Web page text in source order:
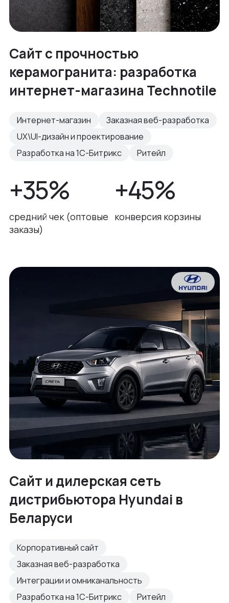
Сайт с прочностью
керамогранита: разработка
интернет-магазина Technotile
Интернет-магазин
Заказная веб-разработка
UX\UI-дизайн и проектирование
Разработка на 1С-Битрикс
Ритейл
+35%
средний чек (оптовые
заказы)
+45%
конверсия корзины
Сайт и дилерская сеть
дистрибьютора Hyundai в
Беларуси
Корпоративный сайт
Заказная веб-разработка
Интеграции и омниканальность
Разработка на 1С-Битрикс
Ритейл